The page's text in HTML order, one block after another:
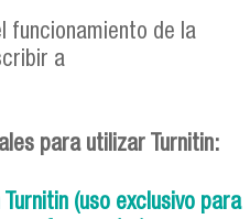
funcionamiento de la
a
para utilizar Turnitin:
(uso exclusivo para